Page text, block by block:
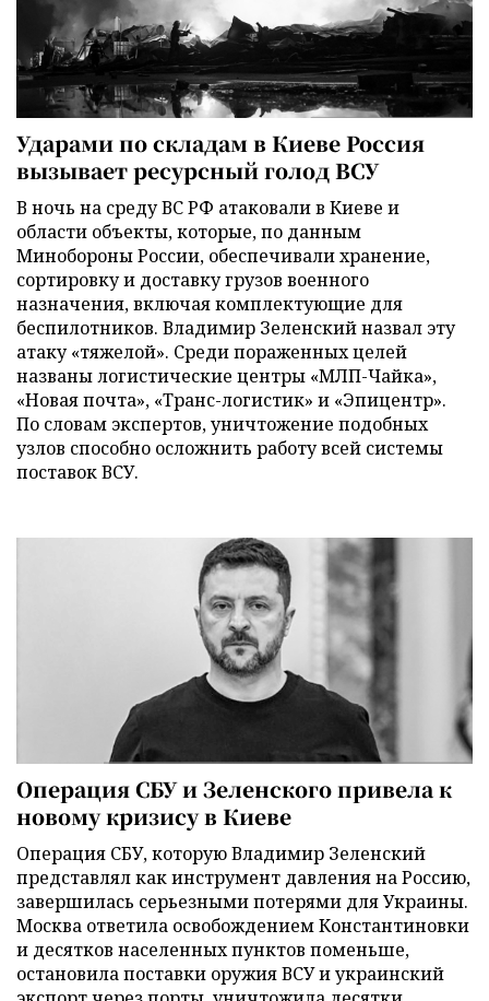
Ударами по складам в Киеве Россия
вызывает ресурсный голод ВСУ
В ночь на среду ВС РФ атаковали в Киеве и
области объекты, которые, по данным
Минобороны России, обеспечивали хранение,
сортировку и доставку грузов военного
назначения, включая комплектующие для
беспилотников. Владимир Зеленский назвал эту
атаку «тяжелой». Среди пораженных целей
названы логистические центры «МЛП-Чайка»,
«Новая почта», «Транс-логистик» и «Эпицентр».
По словам экспертов, уничтожение подобных
узлов способно осложнить работу всей системы
поставок ВСУ.
Операция СБУ и Зеленского привела к
новому кризису в Киеве
Операция СБУ, которую Владимир Зеленский
представлял как инструмент давления на Россию,
завершилась серьезными потерями для Украины.
Москва ответила освобождением Константиновки
и десятков населенных пунктов поменьше,
остановила поставки оружия ВСУ и украинский